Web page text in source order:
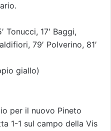
Tonucci, 17′ Baggi,
79′ Polverino, 81′
giallo)
per il nuovo Pineto
1-1 sul campo della Vis